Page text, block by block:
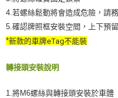
４．使用「AFTEE先享後付」時
時審查核予不同之上限額度；若
請求用戶進行身份認證。
５．嚴禁一人註冊多個帳號或使
4.若螺絲鬆動將會造成危險，請
5.確認牌照框安裝空間，上下預
*新款的車牌eTag不能裝
轉接頭安裝說明
1.將M6螺絲與轉接頭安裝於車體